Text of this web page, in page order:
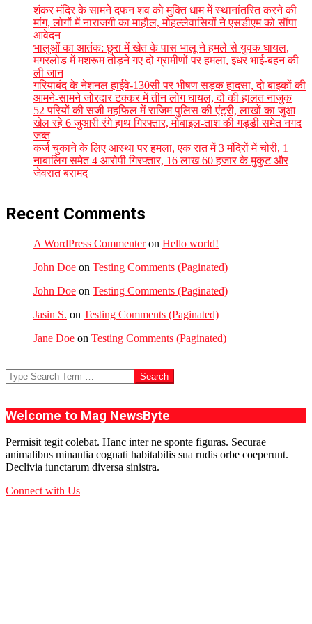
शंकर मंदिर के सामने दफन शव को मुक्ति धाम में स्थानांतरित करने की
मांग, लोगों में नाराजगी का माहौल, मोहल्लेवासियों ने एसडीएम को सौंपा
आवेदन
भालुओं का आतंक: छुरा में खेत के पास भालू ने हमले से युवक घायल,
मगरलोड में मशरूम तोड़ने गए दो ग्रामीणों पर हमला, इधर भाई-बहन की
ली जान
गरियाबंद के नेशनल हाईवे-130सी पर भीषण सड़क हादसा, दो बाइकों की
आमने-सामने जोरदार टक्कर में तीन लोग घायल, दो की हालत नाजुक
52 परियों की सजी महफिल में राजिम पुलिस की एंट्री, लाखों का जुआ
खेल रहे 6 जुआरी रंगे हाथ गिरफ्तार, मोबाइल-ताश की गड्डी समेत नगद
जब्त
कर्ज चुकाने के लिए आस्था पर हमला, एक रात में 3 मंदिरों में चोरी, 1
नाबालिग समेत 4 आरोपी गिरफ्तार, 16 लाख 60 हजार के मुकुट और
जेवरात बरामद
Recent Comments
A WordPress Commenteron Hello world!
John Doe on Testing Comments (Paginated)
John Doe on Testing Comments (Paginated)
Jasin S. on Testing Comments (Paginated)
Jane Doe on Testing Comments (Paginated)
Search
Welcome to Mag NewsByte
Permisit tegit colebat. Hanc inter ne sponte figuras. Securae
animalibus minantia cognati habitabilis sua rudis orbe coeperunt.
Declivia iunctarum diversa sinistra.
Connect with Us